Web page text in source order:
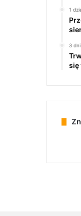
1
3
się